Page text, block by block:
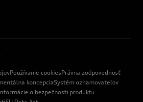
Používanie cookiesPrávna zodpovednosť
koncepciaSystém oznamovateľov
o bezpečnosti produktu